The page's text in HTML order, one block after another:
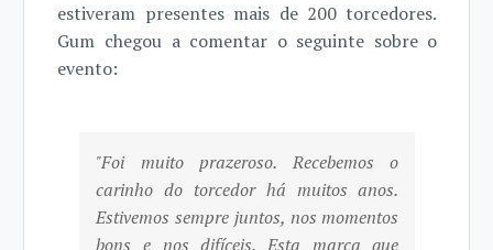
estiveram presentes mais de 200 torcedores.
Gum chegou a comentar o seguinte sobre o
evento:
"Foi muito prazeroso. Recebemos o
carinho do torcedor há muitos anos.
Estivemos sempre juntos, nos momentos
bons e nos difíceis. Esta marca que